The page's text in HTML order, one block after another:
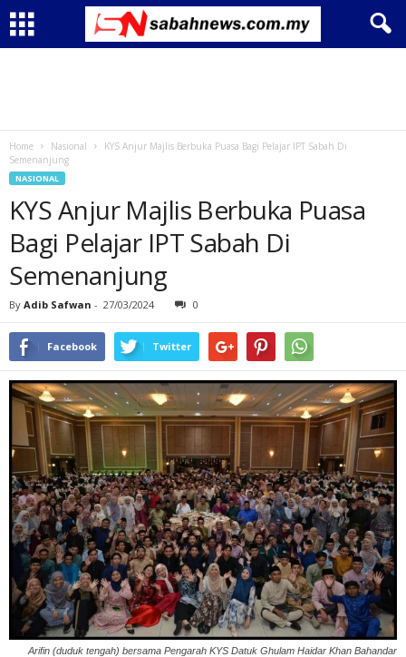
Home Nasional
KYS Anjur Majlis Berbuka Puasa Bagi Pelajar IPT Sabah Di
Semenanjung
NASIONAL
KYS Anjur Majlis Berbuka Puasa
Bagi Pelajar IPT Sabah Di
Semenanjung
By Adib Safwan - 27/03/2024 0
Facebook Twitter
Arifin (duduk tengah) bersama Pengarah KYS Datuk Ghulam Haidar Khan Bahandar